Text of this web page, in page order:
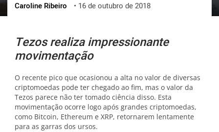
ქართული
Caroline Ribeiro • 16 de outubro de 2018
Tezos realiza impressionante
movimentação
O recente pico que ocasionou a alta no valor de diversas
criptomoedas pode ter chegado ao fim, mas o valor da
Tezos parece não ter tomado ciência disso. Esta
movimentação ocorre logo após grandes criptomoedas,
como Bitcoin, Ethereum e XRP, retornarem lentamente
para as garras dos ursos.